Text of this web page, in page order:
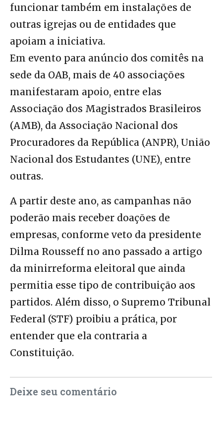
funcionar também em instalações de
outras igrejas ou de entidades que
apoiam a iniciativa.
Em evento para anúncio dos comitês na
sede da OAB, mais de 40 associações
manifestaram apoio, entre elas
Associação dos Magistrados Brasileiros
(AMB), da Associação Nacional dos
Procuradores da República (ANPR), União
Nacional dos Estudantes (UNE), entre
outras.
A partir deste ano, as campanhas não
poderão mais receber doações de
empresas, conforme veto da presidente
Dilma Rousseff no ano passado a artigo
da minirreforma eleitoral que ainda
permitia esse tipo de contribuição aos
partidos. Além disso, o Supremo Tribunal
Federal (STF) proibiu a prática, por
entender que ela contraria a
Constituição.
Deixe seu comentário